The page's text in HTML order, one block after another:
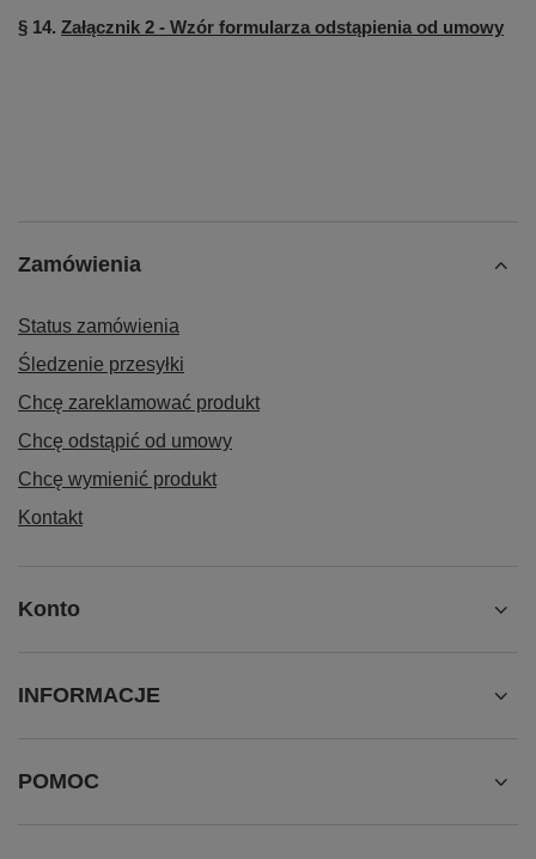
§ 14. Załącznik 2 - Wzór formularza odstąpienia od umowy
Zamówienia
Status zamówienia
Śledzenie przesyłki
Chcę zareklamować produkt
Chcę odstąpić od umowy
Chcę wymienić produkt
Kontakt
Konto
INFORMACJE
POMOC